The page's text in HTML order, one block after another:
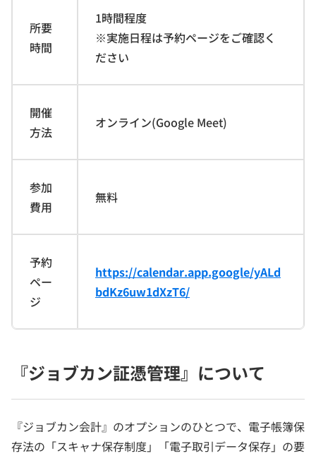
所要
時間
1時間程度
※実施日程は予約ページをご確認く
ださい
開催
方法
オンライン(Google Meet)
参加
費用
無料
予約
ペー
ジ
https://calendar.app.google/yALd
bdKz6uw1dXzT6/
『ジョブカン証憑管理』について
『ジョブカン会計』のオプションのひとつで、電子帳簿保
存法の「スキャナ保存制度」「電子取引データ保存」の要